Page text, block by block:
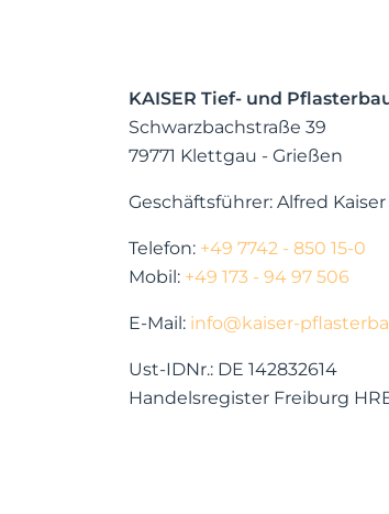
KAISER Tief- und
Schwarzbachstraße 39
79771 Klettgau - Grießen
Geschäftsführer: Alfred Kaiser
Telefon: +49 7742 - 850 15-0
Mobil: +49 173 - 94 97 506
E-Mail: info@kaiser-
Ust-IDNr.: DE 142832614
Handelsregister Freiburg